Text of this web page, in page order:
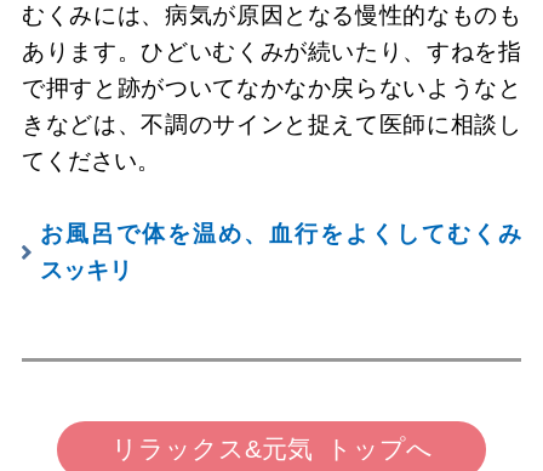
むくみには、病気が原因となる慢性的なものも
あります。ひどいむくみが続いたり、すねを指
で押すと跡がついてなかなか戻らないようなと
きなどは、不調のサインと捉えて医師に相談し
てください。
お風呂で体を温め、血行をよくしてむくみ
スッキリ
リラックス&元気 トップへ